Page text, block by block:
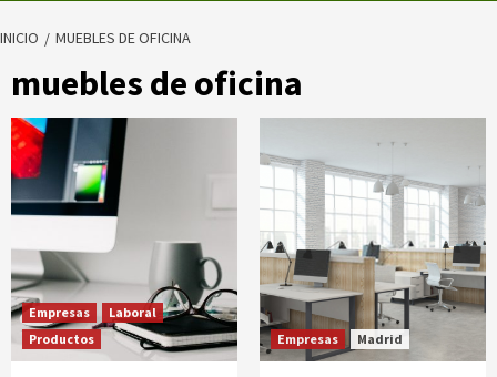
INICIO MUEBLES DE OFICINA
muebles de oficina
Empresas
Laboral
Productos
Empresas Madrid